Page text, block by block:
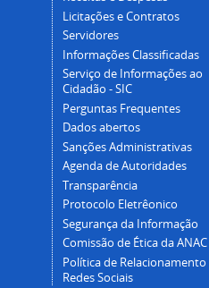
Licitações e Contratos
Servidores
Informações Classificadas
Serviço de Informações ao
Cidadão - SIC
Perguntas Frequentes
Dados abertos
Sanções Administrativas
Agenda de Autoridades
Transparência
Protocolo Eletrêonico
Segurança da Informação
Comissão de Ética da ANAC
Política de Relacionamento
Redes Sociais